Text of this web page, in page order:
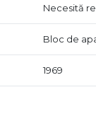
detalii sau
Silvia
Necesită
Bloc de
1969